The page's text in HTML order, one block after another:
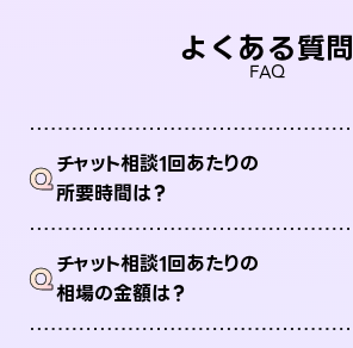
よくある質問
FAQ
Qチャット相談1回あたりの
所要時間は？
Qチャット相談1回あたりの
相場の金額は？